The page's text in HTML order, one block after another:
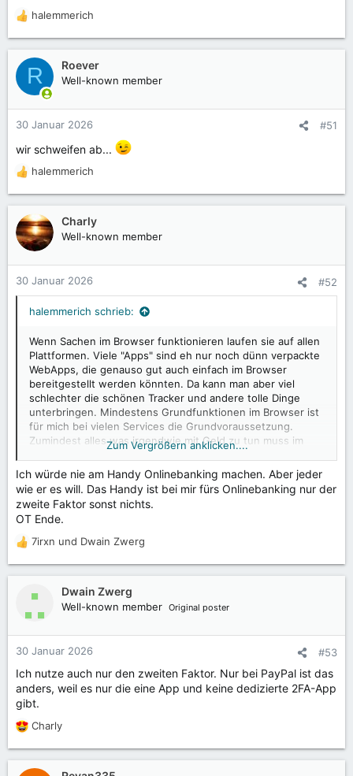
R
e
a
k
t
o
n
n
halemmerich
R Roever
Well-known member
30 Januar 2026 #51
wir schweifen ab...
R
e
a
k
t
o
n
halemmerich
Charly
Well-known member
30 Januar 2026 #52
halemmerich schrieb:
Wenn Sachen im Browser funktionieren laufen sie auf allen
Plattformen. Viele "Apps" sind eh nur noch dünn verpackte
WebApps, die genauso gut auch einfach im Browser
bereitgestellt werden könnten. Da kann man aber viel
schlechter die schönen Tracker und andere tolle Dinge
unterbringen. Mindestens Grundfunktionen im Browser ist
für mich bei vielen Services die Grundvoraussetzung.
Zumindest alles was irgendwie mit Geld zu tun muss im
Browser gehen, da mein Hauptgerät eben nicht mein
Telefon, sondern ein Linux PC ist. Wenn es eine gut
funktionierende App ohne Tracker und Abhängigkeiten zu
bspw. den PlayServices gibt nehme ich die gerne fürs
Handy. Wenn eine Dienstleistung nicht zumindest
grundsätzlich ohne App funktioniert bin ich für die als
zahlender Kunde raus.
Galerie, Kamera, Navigation, Kalenderverwaltung, Medien
sein.
Zum Vergrößern anklicken....
Ich würde nie am Handy Onlinebanking machen. Aber jeder
wie er es will. Das Handy ist bei mir fürs Onlinebanking nur der
zweite Faktor sonst nichts.
OT Ende.
R
e
a
o
n
n
:
7irxn und Dwain Zwerg
Dwain Zwerg
Well-known member Original poster
30 Januar 2026 #53
Ich nutze auch nur den zweiten Faktor. Nur bei PayPal ist das
anders, weil es nur die eine App und keine dedizierte 2FA-App
gibt.
R
e
a
Charly